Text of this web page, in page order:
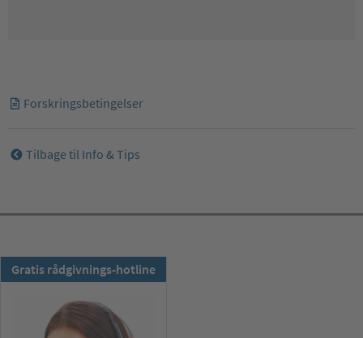
Forskringsbetingelser
Tilbage til Info & Tips
Gratis rådgivnings-hotline